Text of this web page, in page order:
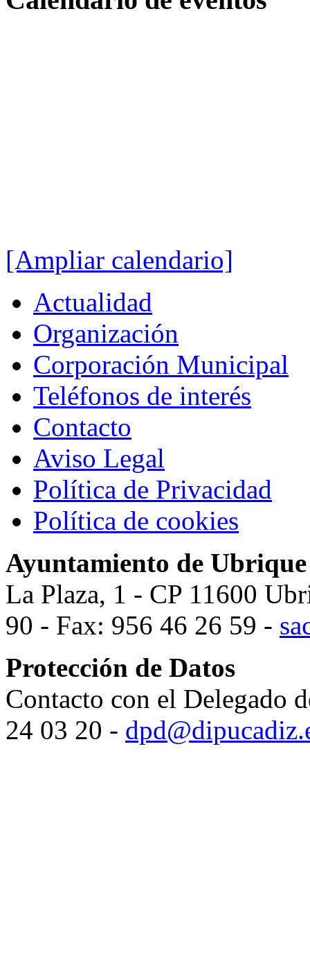
[Ampliar calendario]
Actualidad
Organización
Corporación Municipal
Teléfonos de interés
Contacto
Aviso Legal
Política de Privacidad
Política de cookies
Ayuntamiento de Ubrique
La Plaza, 1 - CP 11600
90 - Fax: 956 46 26 59 -
Protección de Datos
Contacto con el Delegado
24 03 20 -